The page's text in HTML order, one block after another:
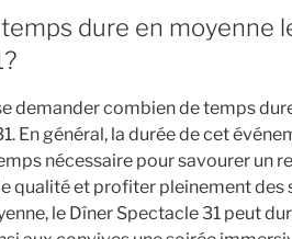
dure en moyenne
demander combien de temps
En général, la durée de cet
nécessaire pour savourer un
qualité et profiter pleinement des
le Dîner Spectacle 31 peut